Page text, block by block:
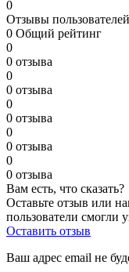
0
Отзывы пользователей
0 Общий рейтинг
0
0 отзыва
0
0 отзыва
0
0 отзыва
0
0 отзыва
0
0 отзыва
Вам есть, что сказать?
Оставьте отзыв или
пользователи смогли
Оставить отзыв
Ваш адрес email не